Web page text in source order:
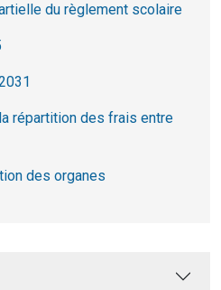
du règlement scolaire
répartition des frais entre
des organes